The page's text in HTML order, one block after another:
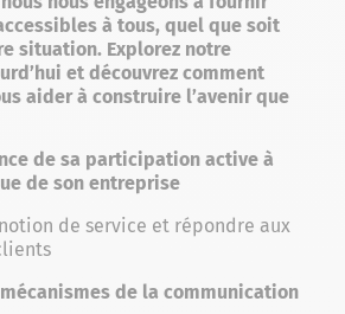
à tous, quel que soit
situation. Explorez notre
et découvrez comment
aider à construire l’avenir que
de sa participation active à
de son entreprise
de service et répondre aux
de la communication